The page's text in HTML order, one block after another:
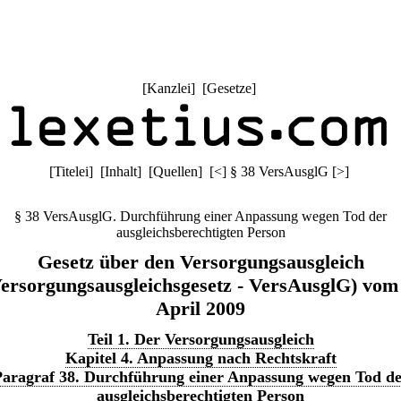
[Kanzlei] [Gesetze]
[Titelei] [Inhalt] [Quellen] [<] § 38 VersAusglG [>]
§ 38 VersAusglG. Durchführung einer Anpassung wegen Tod der
ausgleichsberechtigten Person
Gesetz über den Versorgungsausgleich
- VersAusglG)
April 2009
Teil 1. Der Versorgungsausgleich
Kapitel 4. Anpassung nach Rechtskraft
38. Durchführung einer Anpassung wegen Tod
ausgleichsberechtigten Person